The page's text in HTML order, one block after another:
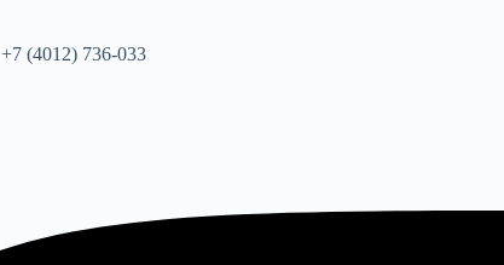
+7 (4012) 736-033